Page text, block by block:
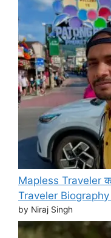
Mapless Traveler
Traveler
by Niraj Singh